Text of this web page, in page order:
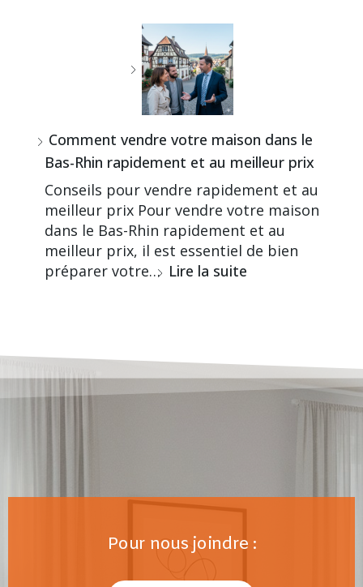
Comment vendre votre maison dans le
Bas-Rhin rapidement et au meilleur prix
Conseils pour vendre rapidement et au
meilleur prix Pour vendre votre maison
dans le Bas-Rhin rapidement et au
meilleur prix, il est essentiel de bien
préparer votre… Lire la suite
Pour nous joindre :